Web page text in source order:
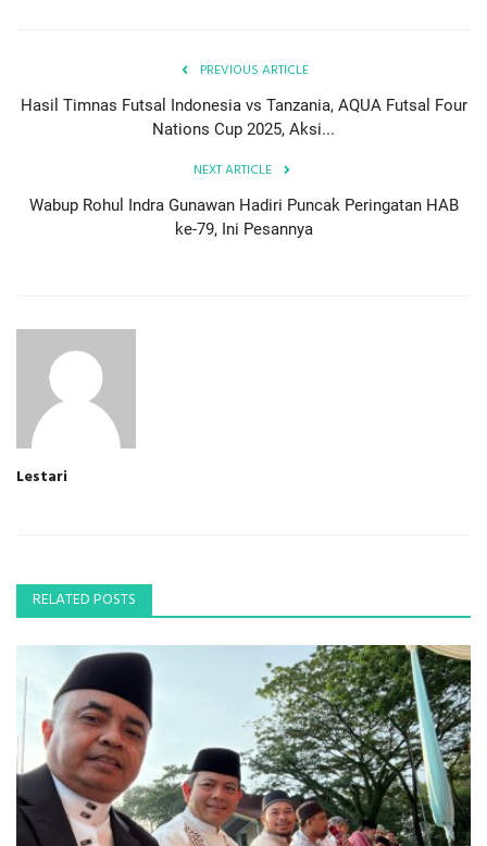
PREVIOUS ARTICLE
Hasil Timnas Futsal Indonesia vs Tanzania, AQUA Futsal Four
Nations Cup 2025, Aksi...
NEXT ARTICLE
Wabup Rohul Indra Gunawan Hadiri Puncak Peringatan HAB
ke-79, Ini Pesannya
Lestari
RELATED POSTS